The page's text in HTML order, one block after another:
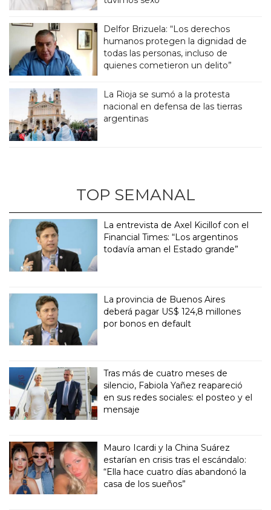
Delfor Brizuela: “Los derechos
humanos protegen la dignidad de
todas las personas, incluso de
quienes cometieron un delito”
La Rioja se sumó a la protesta
nacional en defensa de las tierras
argentinas
TOP SEMANAL
La entrevista de Axel Kicillof con el
Financial Times: “Los argentinos
todavía aman el Estado grande”
La provincia de Buenos Aires
deberá pagar US$ 124,8 millones
por bonos en default
Tras más de cuatro meses de
silencio, Fabiola Yañez reapareció
en sus redes sociales: el posteo y el
mensaje
Mauro Icardi y la China Suárez
estarían en crisis tras el escándalo:
“Ella hace cuatro días abandonó la
casa de los sueños”